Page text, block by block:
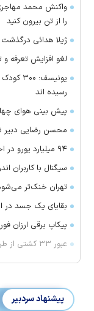
واکنش محمد
را از تن بیرون کنید
ژیلا هدائی درگذشت
لغو افزایش تعرفه
رسیده اند
پیش بینی هوای
محسن رضایی دبیر
۹۴ میلیارد یورو در اختیار تراستی ها
سیگنال با کاربران
تهران خنک‌تر
بقایای یک جسد در
پیکاپ برقی ارزان
عبور ۳۳ کشتی از طریق تنگه هرمز در یک هفته
پیشنهاد سردبیر